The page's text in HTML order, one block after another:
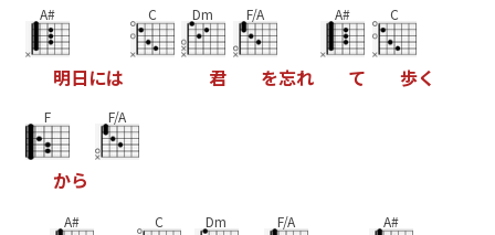
A#
明日には
C Dm
君
F/A
を忘れ
A#
て
C
歩く
F
から
F/A
A# C Dm F/A A#